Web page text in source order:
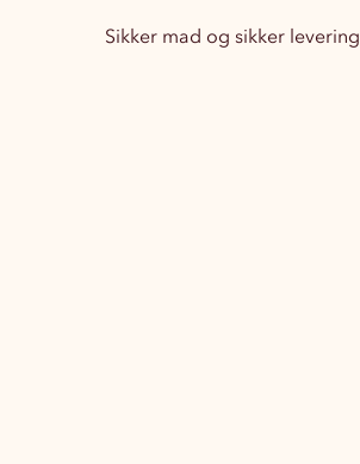
Træningstøj Herre
Sikker mad og sikker levering